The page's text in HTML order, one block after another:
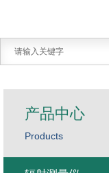
产品中心
Products